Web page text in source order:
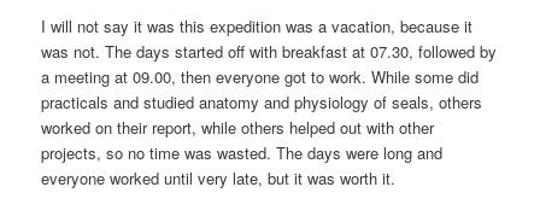
I will not say it was this expedition was a vacation, because it
was not. The days started off with breakfast at 07.30, followed by
a meeting at 09.00, then everyone got to work. While some did
practicals and studied anatomy and physiology of seals, others
worked on their report, while others helped out with other
projects, so no time was wasted. The days were long and
everyone worked until very late, but it was worth it.